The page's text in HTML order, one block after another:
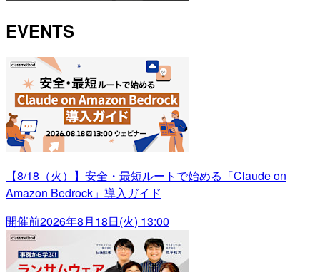
EVENTS
【8/18（火）】安全・最短ルートで始める「Claude on
Amazon Bedrock」導入ガイド
開催前2026年8月18日(火) 13:00